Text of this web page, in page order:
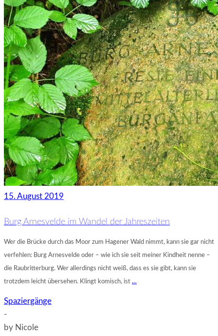
15. August 2019
Burg Arnesvelde im Wandel der Jahreszeiten
Wer die Brücke durch das Moor zum Hagener Wald nimmt, kann sie gar nicht
verfehlen: Burg Arnesvelde oder – wie ich sie seit meiner Kindheit nenne –
die Raubritterburg. Wer allerdings nicht weiß, dass es sie gibt, kann sie
trotzdem leicht übersehen. Klingt komisch, ist …
Spaziergänge
-
by Nicole